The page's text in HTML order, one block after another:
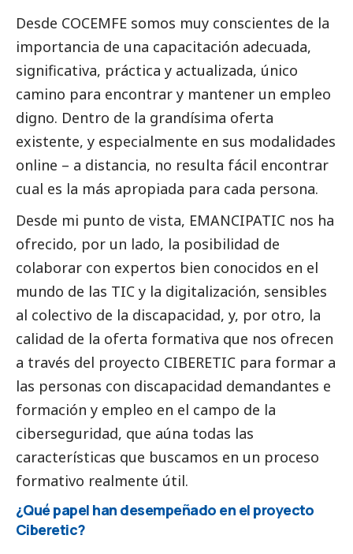
Desde COCEMFE somos muy conscientes de la
importancia de una capacitación adecuada,
significativa, práctica y actualizada, único
camino para encontrar y mantener un empleo
digno. Dentro de la grandísima oferta
existente, y especialmente en sus modalidades
online – a distancia, no resulta fácil encontrar
cual es la más apropiada para cada persona.
Desde mi punto de vista, EMANCIPATIC nos ha
ofrecido, por un lado, la posibilidad de
colaborar con expertos bien conocidos en el
mundo de las TIC y la digitalización, sensibles
al colectivo de la discapacidad, y, por otro, la
calidad de la oferta formativa que nos ofrecen
a través del proyecto CIBERETIC para formar a
las personas con discapacidad demandantes e
formación y empleo en el campo de la
ciberseguridad, que aúna todas las
características que buscamos en un proceso
formativo realmente útil.
¿Qué papel han desempeñado en el proyecto
Ciberetic?